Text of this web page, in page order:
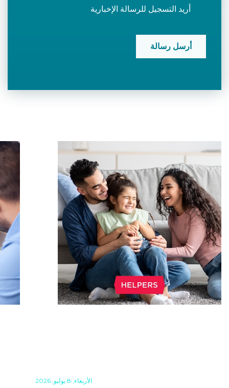
الأربعاء, 8 يوليو, 2026
أريد التسجيل للرسالة الإخبارية